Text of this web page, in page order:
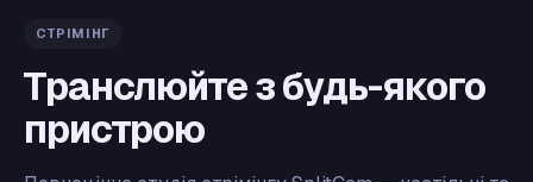
СТРІМІНГ
Транслюйте з будь-якого
пристрою